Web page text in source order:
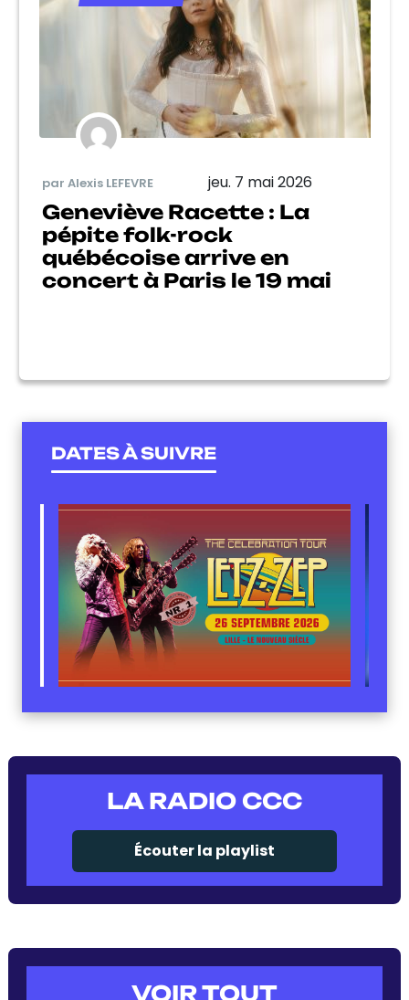
par Alexis LEFEVRE jeu. 7 mai 2026
Geneviève Racette : La
pépite folk-rock
québécoise arrive en
concert à Paris le 19 mai
DATES À SUIVRE
LA RADIO CCC
Écouter la playlist
VOIR TOUT